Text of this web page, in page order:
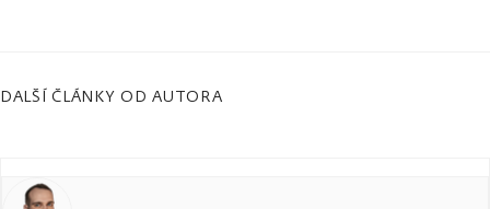
DALŠÍ ČLÁNKY OD AUTORA